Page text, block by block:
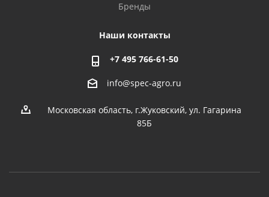
Бренды
Наши контакты
+7 495 766-61-50
info@spec-agro.ru
Московская область, г.Жуковский, ул. Гагарина
85Б